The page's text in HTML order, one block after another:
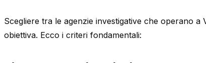
Scegliere tra le agenzie investigative che operano a
obiettiva. Ecco i criteri fondamentali: